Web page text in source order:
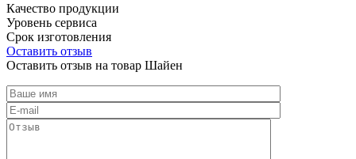
Качество продукции
Уровень сервиса
Срок изготовления
Оставить отзыв
Оставить отзыв на товар Шайен